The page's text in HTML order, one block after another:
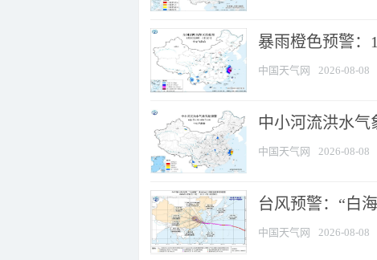
暴雨橙色预警：
中国天气网 2026-08-08
中小河流洪水气
中国天气网 2026-08-08
台风预警：“白
中国天气网 2026-08-08